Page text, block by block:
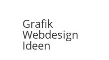
Grafik
Webdesign
Ideen